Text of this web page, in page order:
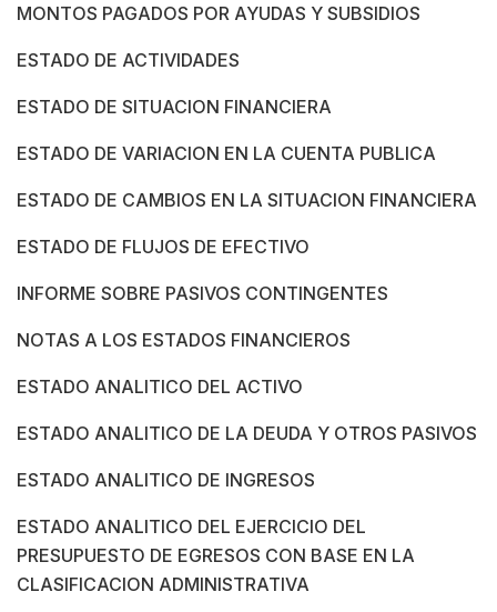
MONTOS PAGADOS POR AYUDAS Y SUBSIDIOS
ESTADO DE ACTIVIDADES
ESTADO DE SITUACION FINANCIERA
ESTADO DE VARIACION EN LA CUENTA PUBLICA
ESTADO DE CAMBIOS EN LA SITUACION FINANCIERA
ESTADO DE FLUJOS DE EFECTIVO
INFORME SOBRE PASIVOS CONTINGENTES
NOTAS A LOS ESTADOS FINANCIEROS
ESTADO ANALITICO DEL ACTIVO
ESTADO ANALITICO DE LA DEUDA Y OTROS PASIVOS
ESTADO ANALITICO DE INGRESOS
ESTADO ANALITICO DEL EJERCICIO DEL
PRESUPUESTO DE EGRESOS CON BASE EN LA
CLASIFICACION ADMINISTRATIVA